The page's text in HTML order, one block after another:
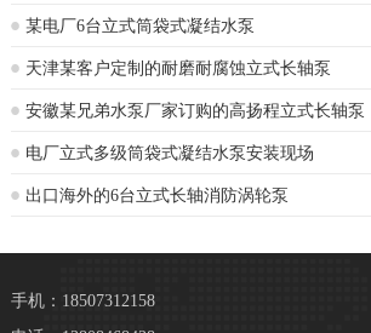
某电厂6台立式筒袋式凝结水泵
天津某客户定制的耐磨耐腐蚀立式长轴泵
安徽某兄弟水泵厂家订购的高扬程立式长轴泵
电厂立式多级筒袋式凝结水泵安装现场
出口海外的6台立式长轴消防涡轮泵
手机：18507312158